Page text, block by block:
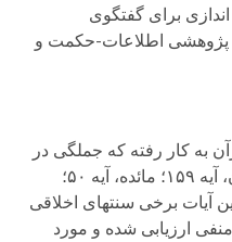
برای گفتگوی
پژوهشی اطلاعات-حکمت و
به کار رفته که جملگی در
سوره های مدنی است: آل عمران، آیه ۱۵۹؛ مائده، آیه ۵۰؛
۳۳ و فتح، آیه ۲۶. در این آیات برخی سنتهای اخلاقی
ارزیابی شده و مورد